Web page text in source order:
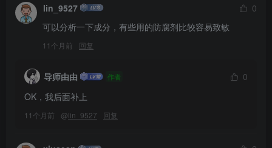
lin_9527
0
可以分析一下成分，有些用的防腐剂比较容易致敏
11个月前 回复
导师由由 作者
0
OK，我后面补上
11个月前 @lin_9527 回复